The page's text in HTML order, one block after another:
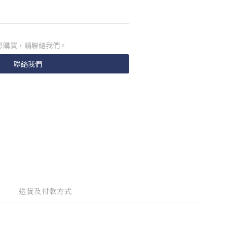
購買，請聯絡我們。
聯絡我們
送貨及付款方式